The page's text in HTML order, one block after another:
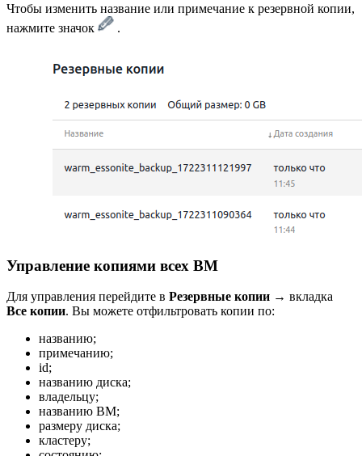
Чтобы изменить название или примечание к резервной копии,
нажмите значок
.
Управление копиями всех ВМ
Для управления перейдите в Резервные копии → вкладка
Все копии. Вы можете отфильтровать копии по:
названию;
примечанию;
id;
названию диска;
владельцу;
названию ВМ;
размеру диска;
кластеру;